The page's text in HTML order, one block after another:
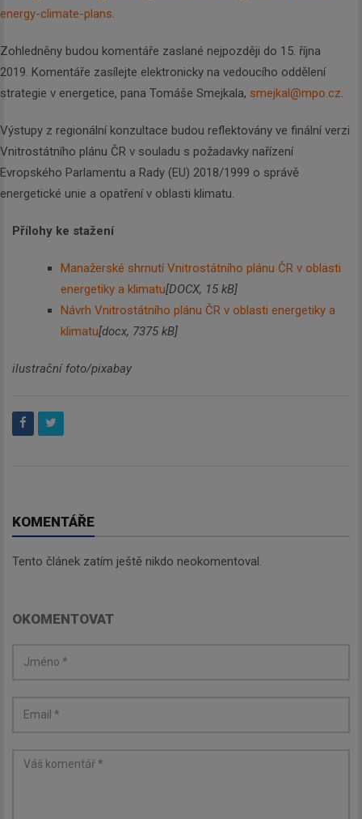
energy-climate-plans.
Zohledněny budou komentáře zaslané nejpozději do 15. října
2019. Komentáře zasílejte elektronicky na vedoucího oddělení
strategie v energetice, pana Tomáše Smejkala, smejkal@mpo.cz.
Výstupy z regionální konzultace budou reflektovány ve finální verzi
Vnitrostátního plánu ČR v souladu s požadavky nařízení
Evropského Parlamentu a Rady (EU) 2018/1999 o správě
energetické unie a opatření v oblasti klimatu.
Přílohy ke stažení
Manažerské shrnutí Vnitrostátního plánu ČR v oblasti
energetiky a klimatu[DOCX, 15 kB]
Návrh Vnitrostátního plánu ČR v oblasti energetiky a
klimatu[docx, 7375 kB]
ilustrační foto/pixabay
KOMENTÁŘE
Tento článek zatím ještě nikdo neokomentoval.
OKOMENTOVAT